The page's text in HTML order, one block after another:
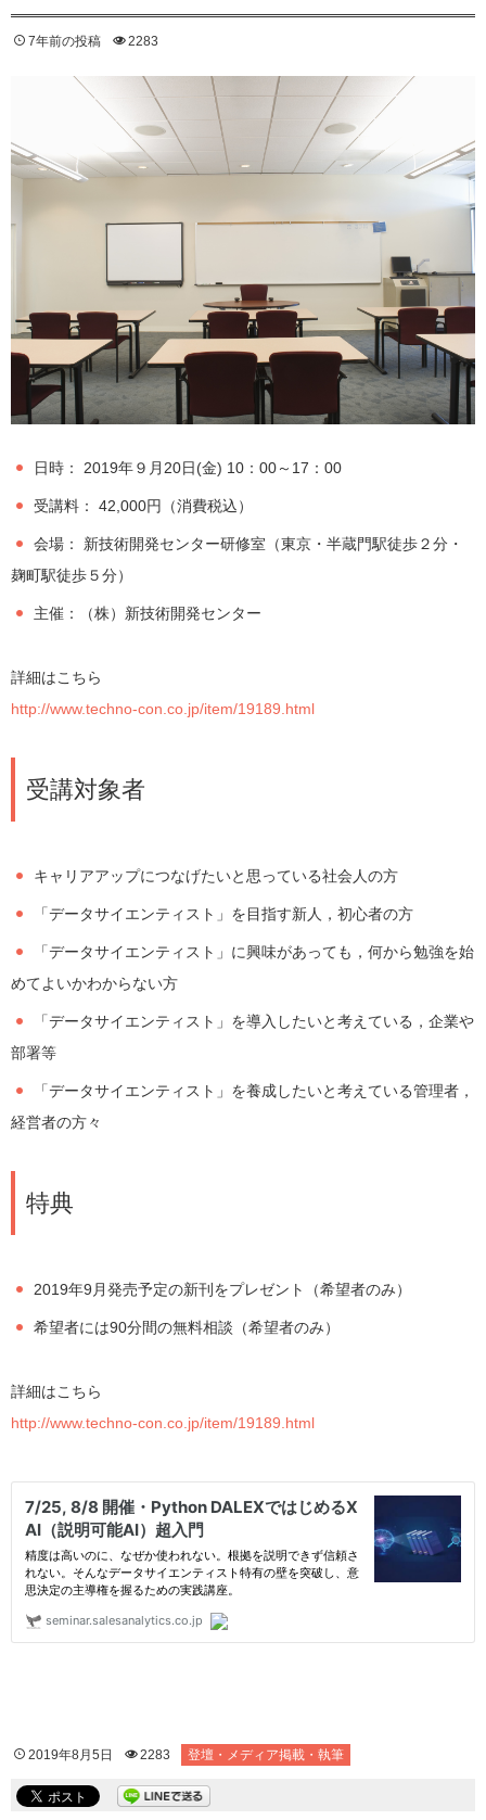
7年前の投稿 2283
日時： 2019年９月20日(金) 10：00～17：00
受講料： 42,000円（消費税込）
会場： 新技術開発センター研修室（東京・半蔵門駅徒歩２分・
麹町駅徒歩５分）
主催：（株）新技術開発センター
詳細はこちら
http://www.techno-con.co.jp/item/19189.html
受講対象者
キャリアアップにつなげたいと思っている社会人の方
「データサイエンティスト」を目指す新人，初心者の方
「データサイエンティスト」に興味があっても，何から勉強を始
めてよいかわからない方
「データサイエンティスト」を導入したいと考えている，企業や
部署等
「データサイエンティスト」を養成したいと考えている管理者，
経営者の方々
特典
2019年9月発売予定の新刊をプレゼント（希望者のみ）
希望者には90分間の無料相談（希望者のみ）
詳細はこちら
http://www.techno-con.co.jp/item/19189.html
2019年8月5日 2283 登壇・メディア掲載・執筆